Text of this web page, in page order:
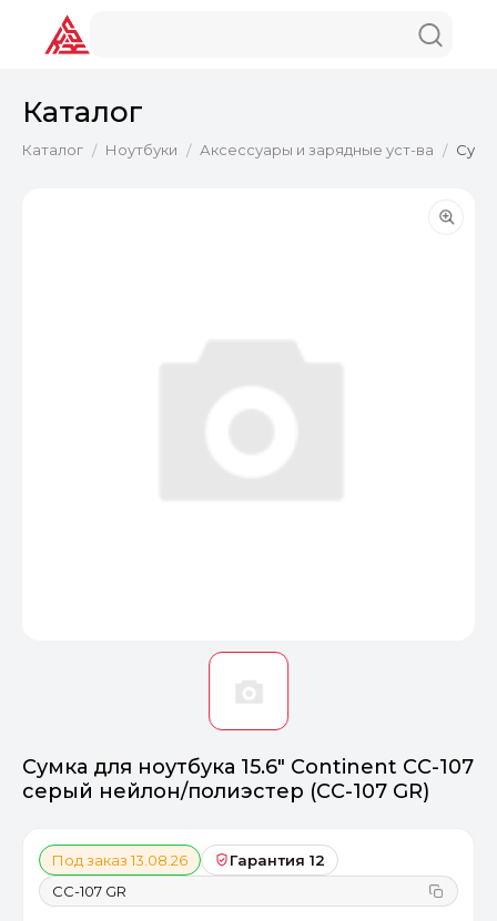
Каталог
Каталог / Ноутбуки / Аксессуары и зарядные уст-ва /
Сумка для ноутбука 15.6" Continent CC-107
серый нейлон/полиэстер (CC-107 GR)
Под заказ 13.08.26
Гарантия 12
CC-107 GR